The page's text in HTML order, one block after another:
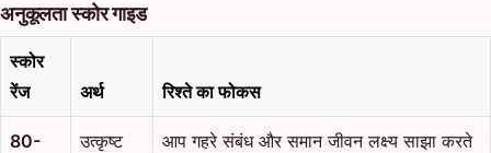
अनुकूलता स्कोर गाइड
स्कोर
रेंज
अर्थ रिश्ते का फोकस
80-
उत्कृष्ट
आप गहरे संबंध और समान जीवन लक्ष्य साझा करते